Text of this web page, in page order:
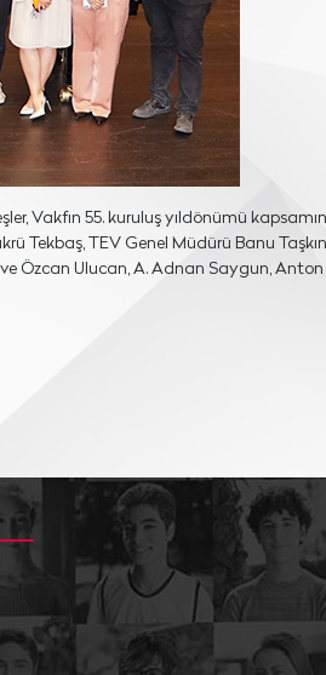
Vakfın 55. kuruluş yıldönümü
Tekbaş, TEV Genel Müdürü Banu
Özcan Ulucan, A. Adnan Saygun,